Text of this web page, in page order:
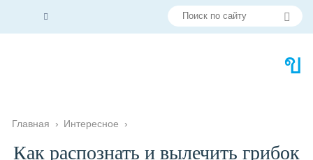
Главная › Интересное ›
Как распознать и вылечить грибок